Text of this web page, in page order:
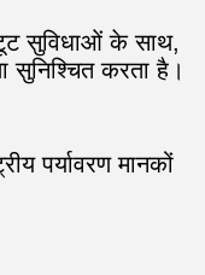
टूट सुविधाओं के साथ,
सुनिश्चित करता है।
पर्यावरण मानकों